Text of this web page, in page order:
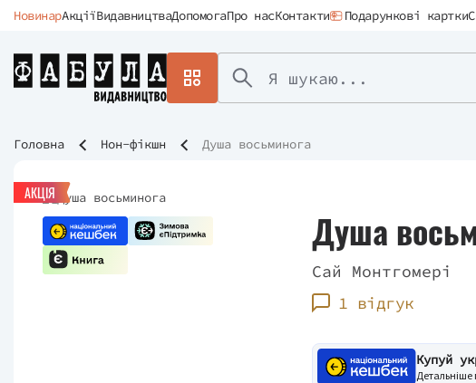
НовинарАкціїВидавництваДопомогаПро насКонтакти Подарункові картки
Головна Нон-фікшн Душа восьминога
АКЦІЯ
Душа
Сай Монтгомері
1 відгук
Купуй
Детальніше